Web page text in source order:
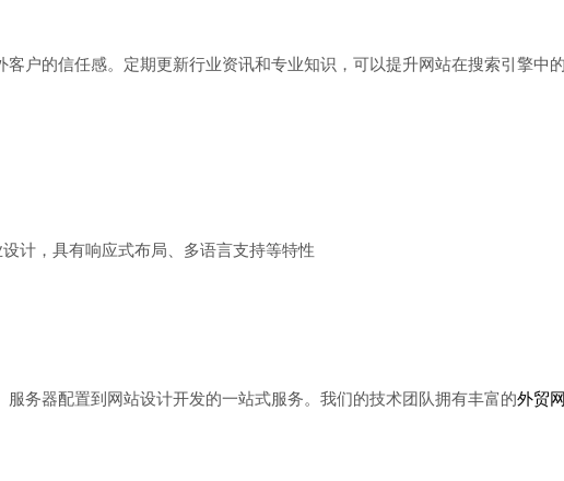
户的信任感。定期更新行业资讯和专业知识，可以提升网站在搜索引擎中
计，具有响应式布局、多语言支持等特性
务器配置到网站设计开发的一站式服务。我们的技术团队拥有丰富的外贸